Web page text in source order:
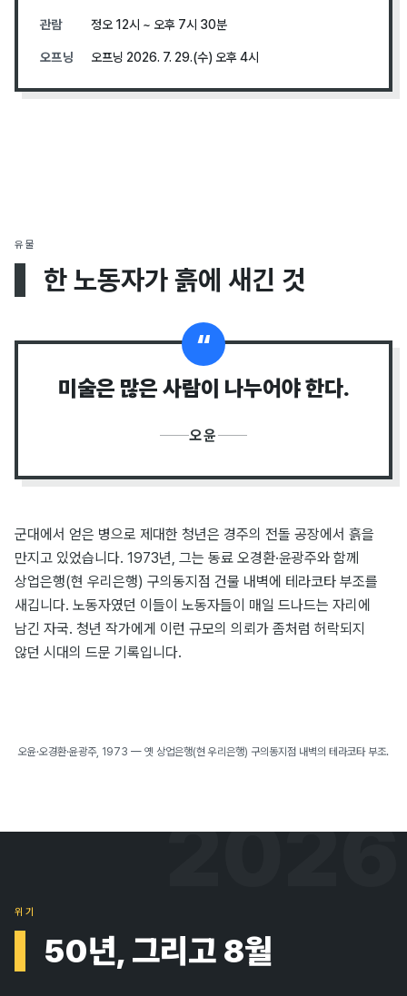
관람 정오 12시 ~ 오후 7시 30분
오프닝 오프닝 2026. 7. 29.(수) 오후 4시
유물
한 노동자가 흙에 새긴 것
“
미술은 많은 사람이 나누어야 한다.
오윤
군대에서 얻은 병으로 제대한 청년은 경주의 전돌 공장에서 흙을
만지고 있었습니다. 1973년, 그는 동료 오경환·윤광주와 함께
상업은행(현 우리은행) 구의동지점 건물 내벽에 테라코타 부조를
새깁니다. 노동자였던 이들이 노동자들이 매일 드나드는 자리에
남긴 자국. 청년 작가에게 이런 규모의 의뢰가 좀처럼 허락되지
않던 시대의 드문 기록입니다.
다른 벽면
오윤·오경환·윤광주, 1973 — 옛 상업은행(현 우리은행) 구의동지점 내벽의 테라코타 부조.
2026
위기
50년, 그리고 8월